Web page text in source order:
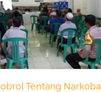
Tentang Narkoba